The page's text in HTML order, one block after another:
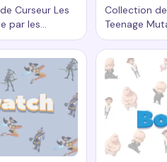
Curseur Les
par les
héroïque
traînées de curseur
Collection
Teenage
inspirée par
Mots-clés :